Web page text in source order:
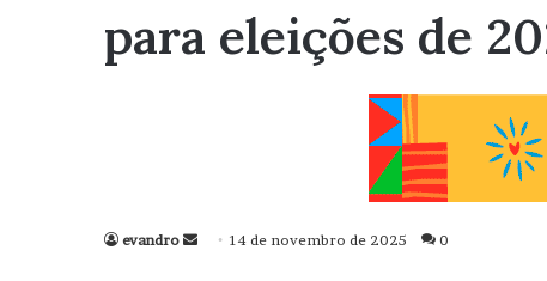
para eleições de
evandro
Mande14 de novembro de 2025 0